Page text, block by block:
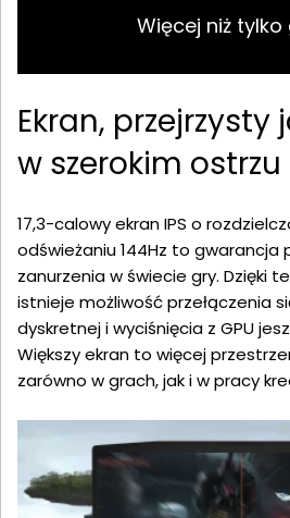
Więcej niż
Ekran, przejrzysty
w szerokim ostrzu
17,3-calowy ekran IPS o
odświeżaniu 144Hz to gwarancja
zanurzenia w świecie gry. Dzięki
istnieje możliwość przełączenia
dyskretnej i wyciśnięcia z GPU
Większy ekran to więcej
zarówno w grach, jak i w pracy